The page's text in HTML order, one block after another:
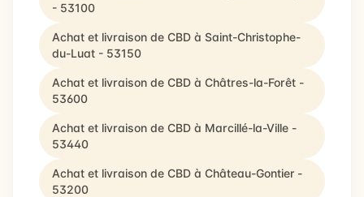
- 53100
Achat et livraison de CBD à Saint-Christophe-
du-Luat - 53150
Achat et livraison de CBD à Châtres-la-Forêt -
53600
Achat et livraison de CBD à Marcillé-la-Ville -
53440
Achat et livraison de CBD à Château-Gontier -
53200